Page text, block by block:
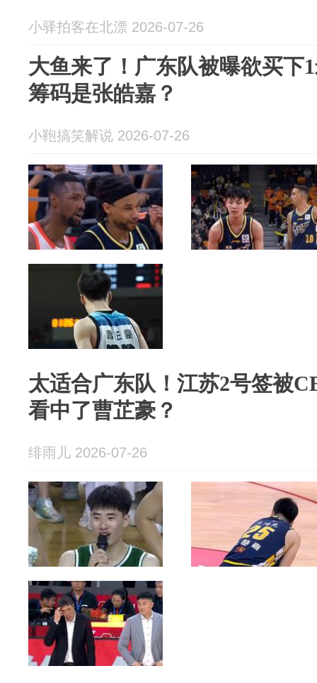
小驿拍客在北漂 2026-07-26
大鱼来了！广东队被曝欲买下
筹码是张皓嘉？
小鞄搞笑解说 2026-07-26
太适合广东队！江苏2号签被
看中了曹芷豪？
绯雨儿 2026-07-26